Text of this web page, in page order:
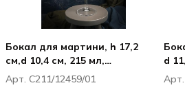
Бокал для мартини, h 17,2
см,d 10,4 см, 215 мл,
Миксолоджи / Mixology
Арт. С211/12459/01
d